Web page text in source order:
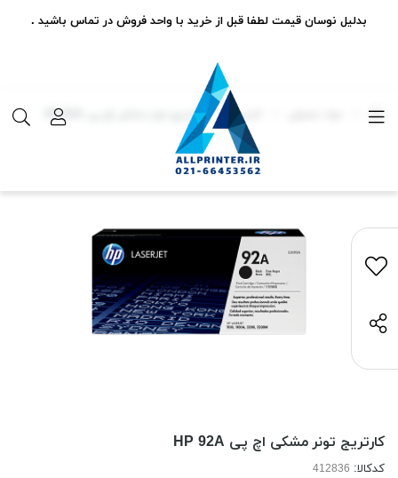
کارتریج کارتریج تونر مشکی اچ پی HP 92A
کارتریج تونر مشکی اچ پی HP 92A
کدکالا:
بدلیل نوسان قیمت لطفا قبل از خرید با واحد فروش در تماس باشید .